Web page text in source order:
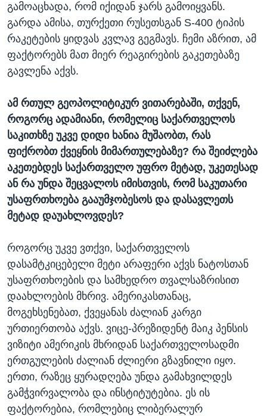
გამოაცხადა, რომ იქიდან ჯარს გამოიყვანს.
გარდა ამისა, თურქეთი რუსეთსგან S-400 ტიპის
რაკეტების ყიდვას კვლავ გეგმავს. ჩემი აზრით, ამ
ფაქტორებს მათ მიერ რეაგირების გაკეთებაზე
გავლენა აქვს.
ამ რთულ გეოპოლიტიკურ ვითარებაში, თქვენ,
როგორც ადამიანი, რომელიც საქართველოს
საკითხზე უკვე დიდი ხანია მუშაობთ, რას
ფიქრობთ ქვეყნის მიმართულებაზე? რა შეიძლება
აკეთებდეს საქართველო უფრო მეტად, უკეთესად
ან რა უნდა შეცვალოს იმისთვის, რომ საკუთარი
უსაფრთხოება გააუმჯობესოს და დასავლეთს
მეტად დაუახლოვდეს?
როგორც უკვე ვთქვი, საქართველოს
დასამტკიცებელი მეტი არაფერი აქვს ნატოსთან
უსაფრთხოების და სამხედრო თვალსაზრისით
დაახლოების მხრივ. ამერიკასთანაც,
მოგეხსენებათ, ქვეყანას ძალიან კარგი
ურთიერთობა აქვს. ვიცე-პრეზიდენტ მაიკ პენსის
ვიზიტი ამერიკის მხრიდან საქართველოსადმი
ერთგულების ძალიან ძლიერი გზავნილი იყო.
ერთი, რაზეც ყურადღება უნდა გამახვილდეს
გამჭვირვალობა და ინსტიტუტებია. ეს ის
ფაქტორებია, რომლებიც ლიბერალურ